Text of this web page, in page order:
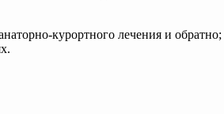
курортного лечения и обратно;